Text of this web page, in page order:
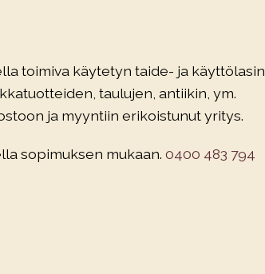
toimiva käytetyn taide- ja käyttölasin,
taulujen, antiikin, ym.
ja myyntiin erikoistunut yritys.
sopimuksen mukaan. 0400 483 794